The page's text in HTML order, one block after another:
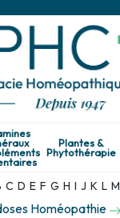
Plantes &
Phytothérapie
C D E F G H I J K L M
Homéopathie